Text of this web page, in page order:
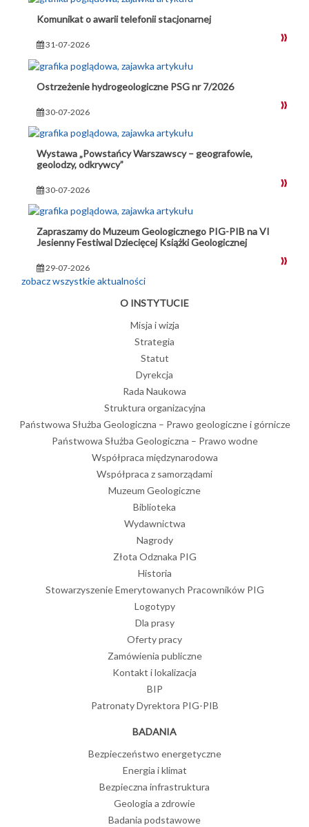
Komunikat o awarii telefonii stacjonarnej
31-07-2026
Ostrzeżenie hydrogeologiczne PSG nr 7/2026
30-07-2026
Wystawa „Powstańcy Warszawscy – geografowie,
geolodzy, odkrywcy”
30-07-2026
Zapraszamy do Muzeum Geologicznego PIG-PIB na VI
Jesienny Festiwal Dziecięcej Książki Geologicznej
29-07-2026
zobacz wszystkie aktualności
O INSTYTUCIE
Misja i wizja
Strategia
Statut
Dyrekcja
Rada Naukowa
Struktura organizacyjna
Państwowa Służba Geologiczna – Prawo geologiczne i górnicze
Państwowa Służba Geologiczna – Prawo wodne
Współpraca międzynarodowa
Współpraca z samorządami
Muzeum Geologiczne
Biblioteka
Wydawnictwa
Nagrody
Złota Odznaka PIG
Historia
Stowarzyszenie Emerytowanych Pracowników PIG
Logotypy
Dla prasy
Oferty pracy
Zamówienia publiczne
Kontakt i lokalizacja
BIP
Patronaty Dyrektora PIG-PIB
BADANIA
Bezpieczeństwo energetyczne
Energia i klimat
Bezpieczna infrastruktura
Geologia a zdrowie
Badania podstawowe